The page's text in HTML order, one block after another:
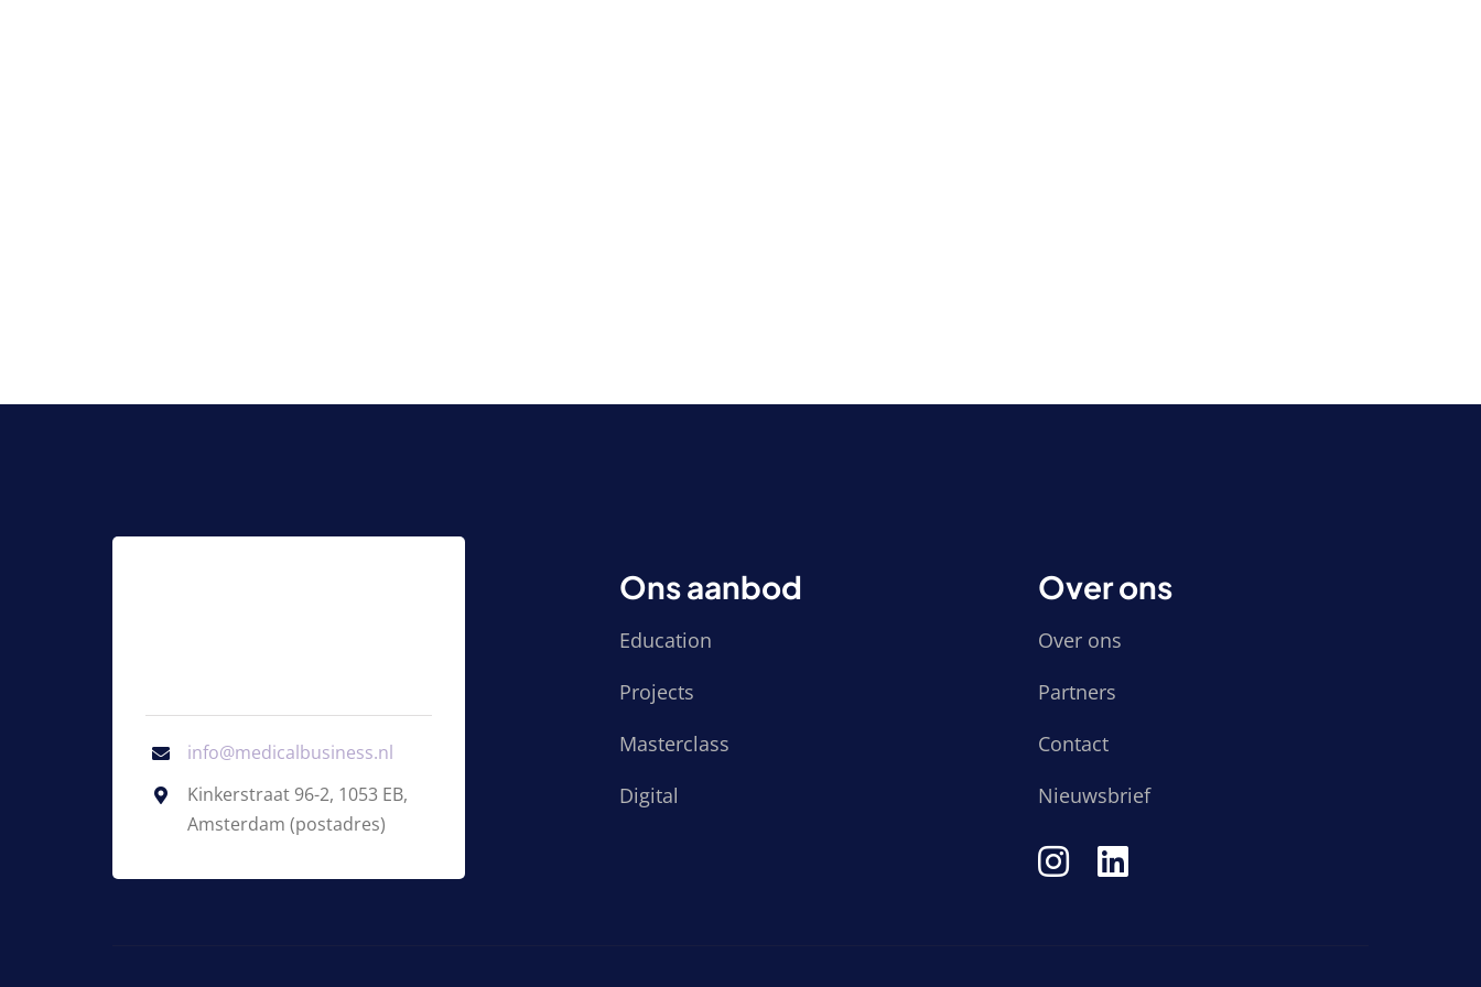
info@medicalbusiness.nl
Kinkerstraat 96-2, 1053 EB,
Amsterdam (postadres)
Ons aanbod
Education
Projects
Masterclass
Digital
Over ons
Over ons
Partners
Contact
Nieuwsbrief